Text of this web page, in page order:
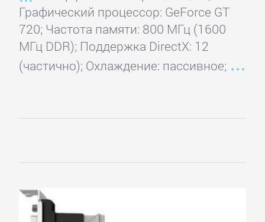
Графический процессор: GeForce GT
720; Частота памяти: 800 МГц (1600
МГц DDR); Поддержка DirectX: 12
(частично); Охлаждение: пассивное;
Gigabyte
iconBIT
MSI